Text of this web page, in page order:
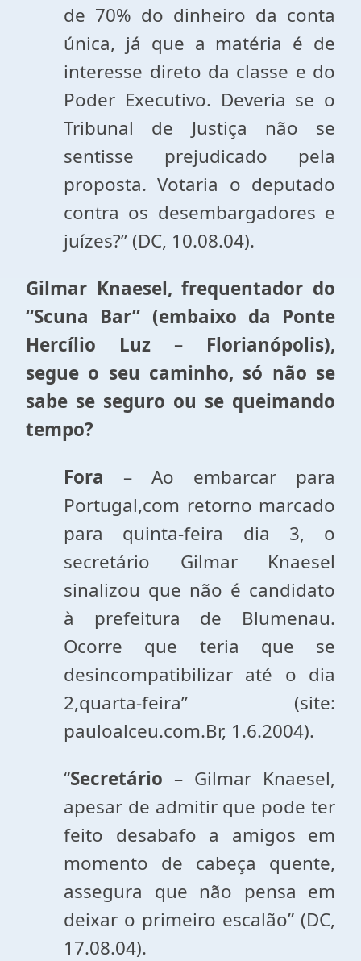
de 70% do dinheiro da conta
única, já que a matéria é de
interesse direto da classe e do
Poder Executivo. Deveria se o
Tribunal de Justiça não se
sentisse prejudicado pela
proposta. Votaria o deputado
contra os desembargadores e
juízes?” (DC, 10.08.04).
Gilmar Knaesel, frequentador do
“Scuna Bar” (embaixo da Ponte
Hercílio Luz – Florianópolis),
segue o seu caminho, só não se
sabe se seguro ou se queimando
tempo?
Fora – Ao embarcar para
Portugal,com retorno marcado
para quinta-feira dia 3, o
secretário Gilmar Knaesel
sinalizou que não é candidato
à prefeitura de Blumenau.
Ocorre que teria que se
desincompatibilizar até o dia
2,quarta-feira” (site:
pauloalceu.com.Br, 1.6.2004).
“Secretário – Gilmar Knaesel,
apesar de admitir que pode ter
feito desabafo a amigos em
momento de cabeça quente,
assegura que não pensa em
deixar o primeiro escalão” (DC,
17.08.04).